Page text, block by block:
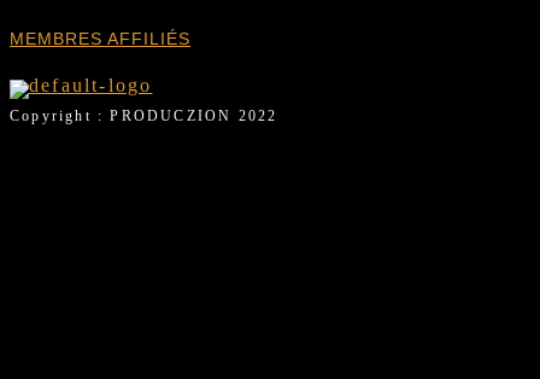
MEMBRES AFFILIÉS
Copyright : PRODUCZION 2022